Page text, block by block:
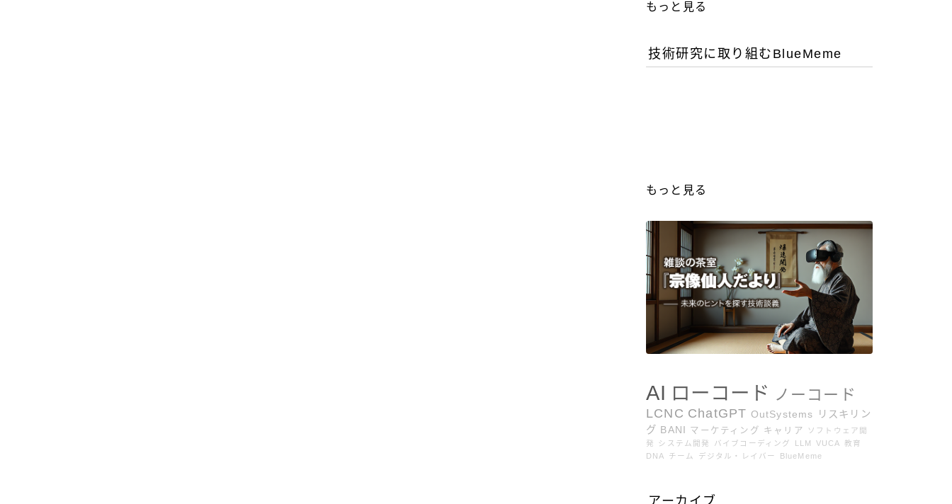
もっと見る
技術研究に取り組むBlueMeme
もっと見る
AI ローコード ノーコード
LCNC ChatGPT OutSystems
リスキリン
グ BANI マーケティング キャリア
ソフトウェア開
発
システム開発 バイブコーディング LLM VUCA
教育
DNA
チーム デジタル・レイバー BlueMeme